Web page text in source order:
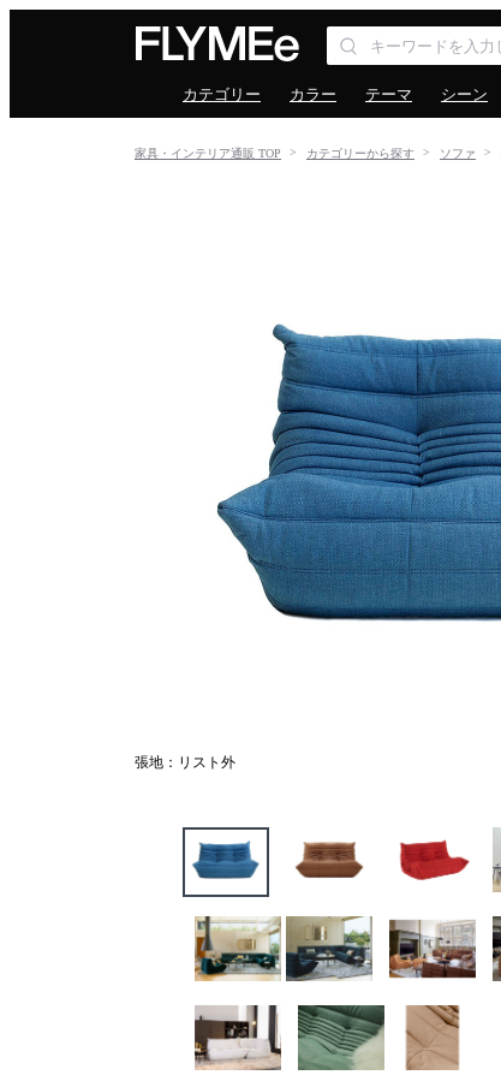
カテゴリー カラー テーマ シーン
家具・インテリア通販 TOP カテゴリーから探す ソファ
張地：リスト外